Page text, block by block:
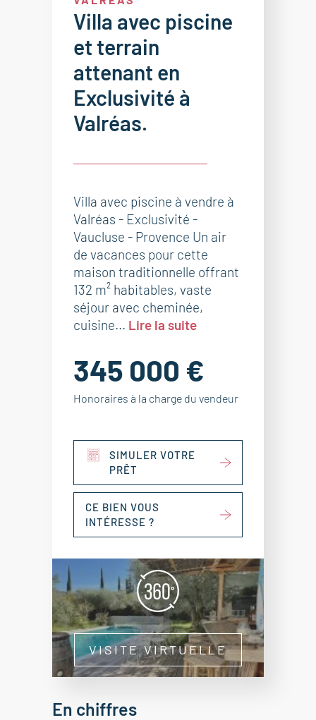
Villa avec piscine
et terrain
attenant en
Exclusivité à
Valréas.
Villa avec piscine à vendre à
Valréas - Exclusivité -
Vaucluse - Provence Un air
de vacances pour cette
maison traditionnelle offrant
132 m² habitables, vaste
séjour avec cheminée,
cuisine... Lire la suite
345 000 €
Honoraires à la charge du vendeur
SIMULER VOTRE
PRÊT
CE BIEN VOUS
INTÉRESSE ?
VISITE VIRTUELLE
En chiffres